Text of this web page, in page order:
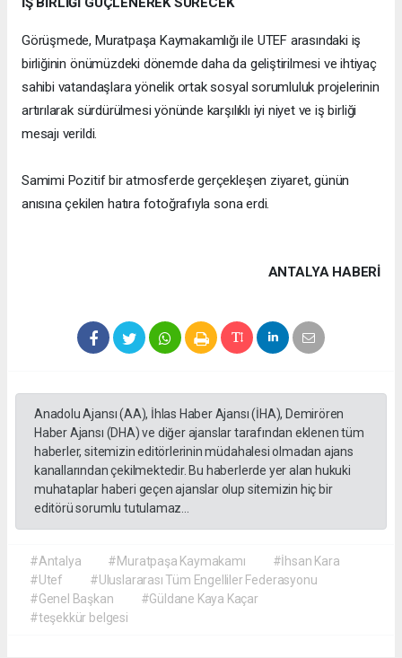
Görüşmede, Muratpaşa Kaymakamlığı ile UTEF arasındaki iş
birliğinin önümüzdeki dönemde daha da geliştirilmesi ve ihtiyaç
sahibi vatandaşlara yönelik ortak sosyal sorumluluk projelerinin
artırılarak sürdürülmesi yönünde karşılıklı iyi niyet ve iş birliği
mesajı verildi.
Samimi Pozitif bir atmosferde gerçekleşen ziyaret, günün
anısına çekilen hatıra fotoğrafıyla sona erdi.
ANTALYA HABERİ
Anadolu Ajansı (AA), İhlas Haber Ajansı (İHA), Demirören
Haber Ajansı (DHA) ve diğer ajanslar tarafından eklenen tüm
haberler, sitemizin editörlerinin müdahalesi olmadan ajans
kanallarından çekilmektedir. Bu haberlerde yer alan hukuki
muhataplar haberi geçen ajanslar olup sitemizin hiç bir
editörü sorumlu tutulamaz...
#Antalya #Muratpaşa Kaymakamı
#İhsan Kara
#Utef
#Uluslararası Tüm Engelliler Federasyonu
#Genel Başkan
#Güldane Kaya Kaçar
#teşekkür belgesi